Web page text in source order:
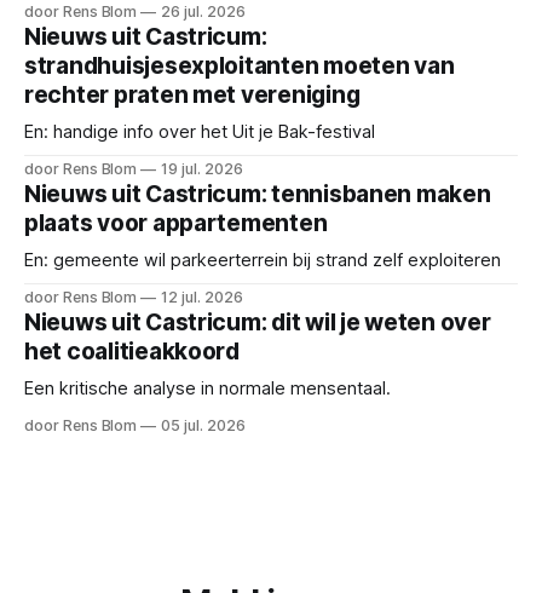
door Rens Blom 26 jul. 2026
Nieuws uit Castricum:
strandhuisjesexploitanten moeten van
rechter praten met vereniging
En: handige info over het Uit je Bak-festival
door Rens Blom 19 jul. 2026
Nieuws uit Castricum: tennisbanen maken
plaats voor appartementen
En: gemeente wil parkeerterrein bij strand zelf exploiteren
door Rens Blom 12 jul. 2026
Nieuws uit Castricum: dit wil je weten over
het coalitieakkoord
Een kritische analyse in normale mensentaal.
door Rens Blom 05 jul. 2026